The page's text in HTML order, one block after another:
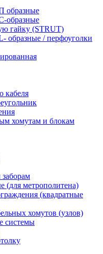
образные
образные
гайку (STRUT)
образные / перфоуголки
кабеля
хомутам и блокам
метрополитена)
(квадратные
хомутов (узлов)
системы